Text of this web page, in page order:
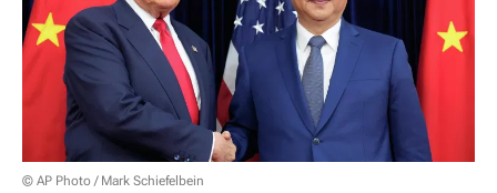
© AP Photo / Mark Schiefelbein